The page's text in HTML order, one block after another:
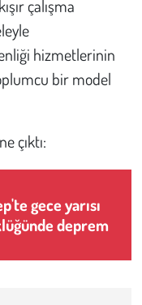
çalışma
hizmetlerinin
bir model
çıktı:
gece yarısı
deprem